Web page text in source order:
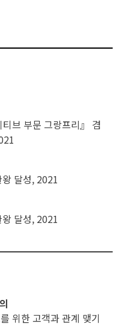
티브 부문 그랑프리』 겸
왕 달성, 2021
왕 달성, 2021
위한 고객과 관계 맺기